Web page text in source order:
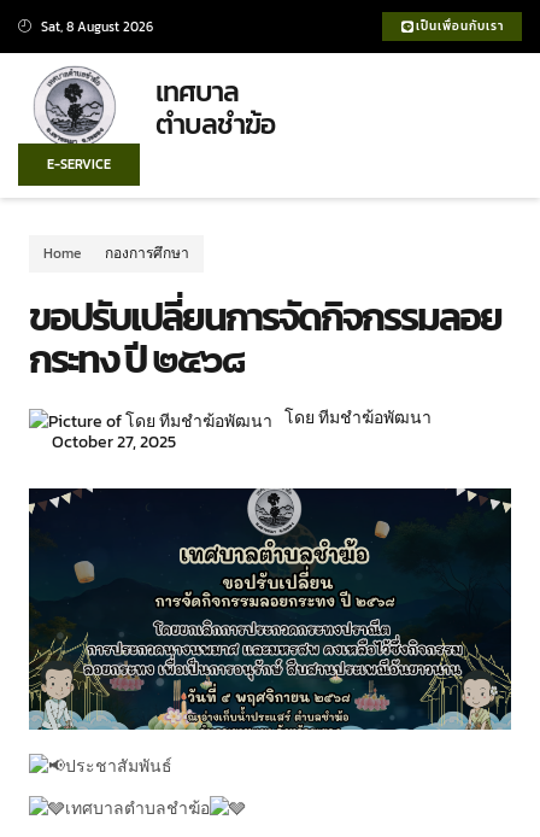
Sat, 8 August 2026 เป็นเพื่อนกับเรา
เทศบาล
ตำบลชำฆ้อ
E-SERVICE
Home กองการศึกษา
ขอปรับเปลี่ยนการจัดกิจกรรมลอย
กระทง ปี ๒๕๖๘
โดย ทีมชำฆ้อพัฒนา
October 27, 2025
ประชาสัมพันธ์
เทศบาลตำบลชำฆ้อ